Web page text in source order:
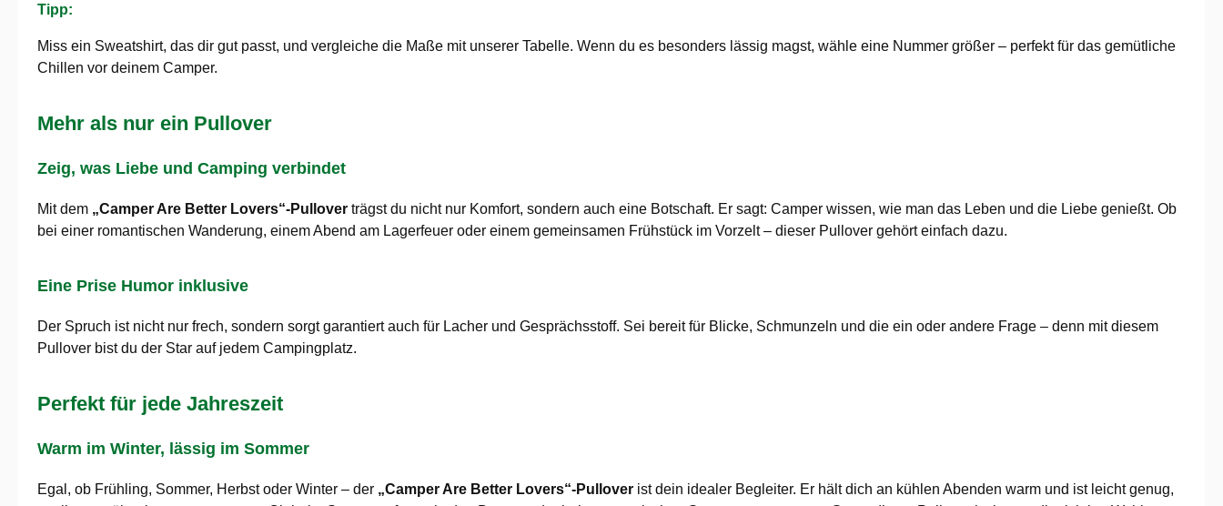
Tipp:
Miss ein Sweatshirt, das dir gut passt, und vergleiche die Maße mit unserer Tabelle. Wenn du es besonders lässig magst, wähle eine Nummer größer – perfekt für das gemütliche
Chillen vor deinem Camper.
Mehr als nur ein Pullover
Zeig, was Liebe und Camping verbindet
Mit dem „Camper Are Better Lovers“-Pullover trägst du nicht nur Komfort, sondern auch eine Botschaft. Er sagt: Camper wissen, wie man das Leben und die Liebe genießt. Ob
bei einer romantischen Wanderung, einem Abend am Lagerfeuer oder einem gemeinsamen Frühstück im Vorzelt – dieser Pullover gehört einfach dazu.
Eine Prise Humor inklusive
Der Spruch ist nicht nur frech, sondern sorgt garantiert auch für Lacher und Gesprächsstoff. Sei bereit für Blicke, Schmunzeln und die ein oder andere Frage – denn mit diesem
Pullover bist du der Star auf jedem Campingplatz.
Perfekt für jede Jahreszeit
Warm im Winter, lässig im Sommer
Egal, ob Frühling, Sommer, Herbst oder Winter – der „Camper Are Better Lovers“-Pullover ist dein idealer Begleiter. Er hält dich an kühlen Abenden warm und ist leicht genug,